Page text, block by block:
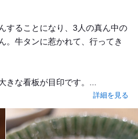
することになり、3人の真ん中の
。牛タンに惹かれて、行ってき
きな看板が目印です。...
詳細を見る